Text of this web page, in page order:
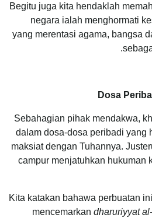
Begitu juga kita hendaklah
negara ialah menghormati
yang merentasi agama, bangsa
Dosa
Sebahagian pihak mendakwa,
dalam dosa-dosa peribadi yang
maksiat dengan Tuhannya.
campur menjatuhkan hukuman
Kita katakan bahawa perbuatan
mencemarkan dharuriyyat